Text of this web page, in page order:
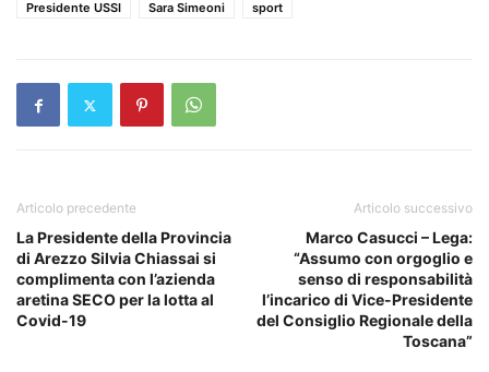
Presidente USSI
Sara Simeoni sport
Articolo precedente
La Presidente della Provincia
di Arezzo Silvia Chiassai si
complimenta con l’azienda
aretina SECO per la lotta al
Covid-19
Articolo successivo
Marco Casucci – Lega:
“Assumo con orgoglio e
senso di responsabilità
l’incarico di Vice-Presidente
del Consiglio Regionale della
Toscana”